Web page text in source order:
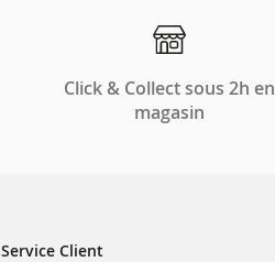
Click & Collect sous 2h en
magasin
Service Client